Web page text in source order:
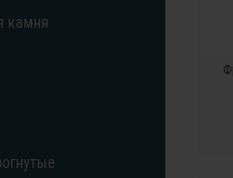
камня